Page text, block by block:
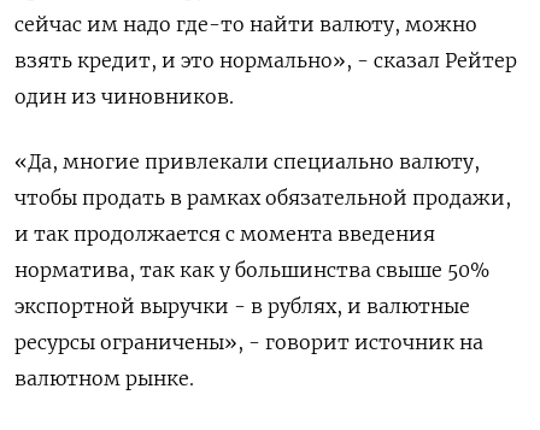
сейчас им надо где-то найти валюту, можно
взять кредит, и это нормально», - сказал Рейтер
один из чиновников.
«Да, многие привлекали специально валюту,
чтобы продать в рамках обязательной продажи,
и так продолжается с момента введения
норматива, так как у большинства свыше 50%
экспортной выручки - в рублях, и валютные
ресурсы ограничены», - говорит источник на
валютном рынке.